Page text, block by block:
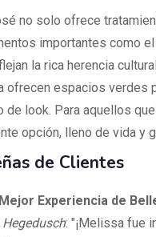
no solo ofrece
importantes como
la rica herencia
ofrecen espacios verdes
de look. Para aquellos
opción, lleno de vida y
de Clientes
Experiencia de
: "¡Melissa fue